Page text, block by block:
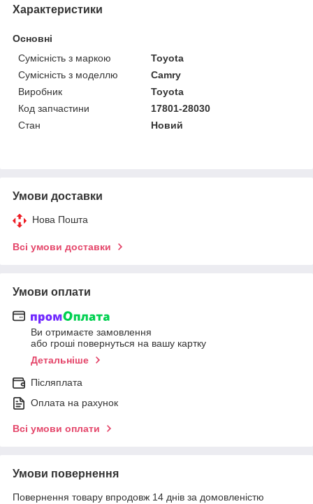
Характеристики
Основні
Сумісність з маркою
Toyota
Сумісність з моделлю
Camry
Виробник
Toyota
Код запчастини
17801-28030
Стан
Новий
Умови доставки
Нова Пошта
Всі умови доставки
Умови оплати
Ви отримаєте замовлення
або гроші повернуться на вашу картку
Детальніше
Післяплата
Оплата на рахунок
Всі умови оплати
Умови повернення
Повернення товару впродовж 14 днів за домовленістю